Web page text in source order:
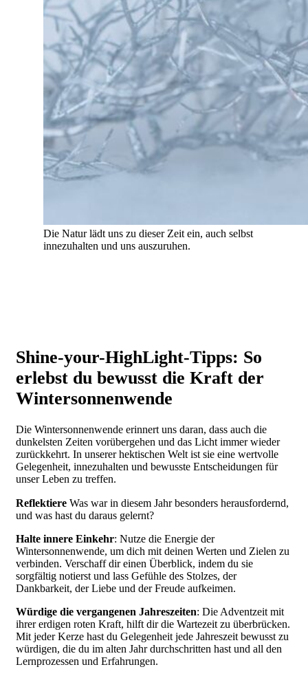
Die Natur lädt uns zu dieser Zeit ein, auch selbst
innezuhalten und uns auszuruhen.
Shine-your-HighLight-Tipps: So
erlebst du bewusst die Kraft der
Wintersonnenwende
Die Wintersonnenwende erinnert uns daran, dass auch die
dunkelsten Zeiten vorübergehen und das Licht immer wieder
zurückkehrt. In unserer hektischen Welt ist sie eine wertvolle
Gelegenheit, innezuhalten und bewusste Entscheidungen für
unser Leben zu treffen.
Reflektiere Was war in diesem Jahr besonders herausfordernd,
und was hast du daraus gelernt?
Halte innere Einkehr: Nutze die Energie der
Wintersonnenwende, um dich mit deinen Werten und Zielen zu
verbinden. Verschaff dir einen Überblick, indem du sie
sorgfältig notierst und lass Gefühle des Stolzes, der
Dankbarkeit, der Liebe und der Freude aufkeimen.
Würdige die vergangenen Jahreszeiten: Die Adventzeit mit
ihrer erdigen roten Kraft, hilft dir die Wartezeit zu überbrücken.
Mit jeder Kerze hast du Gelegenheit jede Jahreszeit bewusst zu
würdigen, die du im alten Jahr durchschritten hast und all den
Lernprozessen und Erfahrungen.